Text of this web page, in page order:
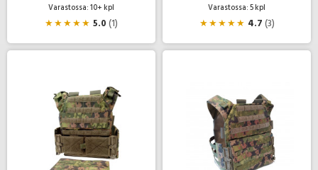
Varastossa: 10+ kpl
★★★★★ 5.0(1)
Varastossa: 5 kpl
★★★★★ 4.7(3)